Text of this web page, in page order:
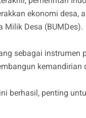
ekonomi desa,
Milik Desa (BUMDes).
sebagai
kemandirian
berhasil, penting